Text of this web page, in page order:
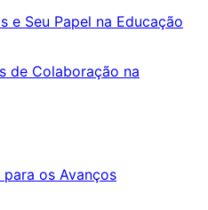
e Seu Papel na Educação
de Colaboração na
os Avanços